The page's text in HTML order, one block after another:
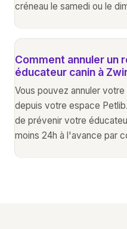
créneau le samedi ou le
Comment annuler un
éducateur canin à
Vous pouvez annuler
depuis votre espace
de prévenir votre
moins 24h à l'avance par